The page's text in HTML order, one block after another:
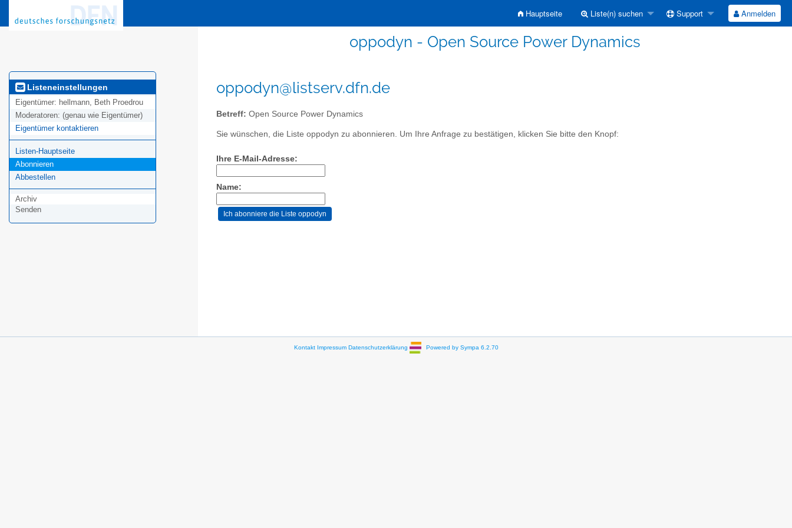
Hauptseite Liste(n) suchen Support Anmelden
oppodyn - Open Source Power Dynamics
Listeneinstellungen
Eigentümer: hellmann, Beth Proedrou
Moderatoren: (genau wie Eigentümer)
Eigentümer kontaktieren
Listen-Hauptseite
Abonnieren
Abbestellen
Archiv
Senden
oppodyn@listserv.dfn.de
Betreff: Open Source Power Dynamics
Sie wünschen, die Liste oppodyn zu abonnieren. Um Ihre Anfrage zu bestätigen, klicken Sie bitte den Knopf:
Ihre E-Mail-Adresse:
Name:
Kontakt Impressum Datenschutzerklärung Powered by Sympa 6.2.70